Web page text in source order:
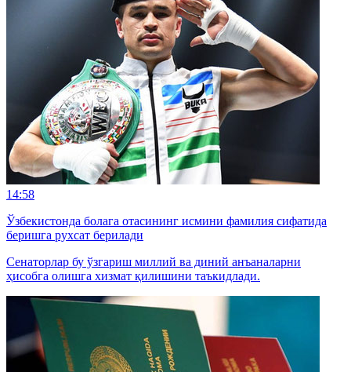
14:58
Ўзбекистонда болага отасининг исмини фамилия сифатида
беришга рухсат берилади
Сенаторлар бу ўзгариш миллий ва диний анъаналарни
ҳисобга олишга хизмат қилишини таъкидлади.